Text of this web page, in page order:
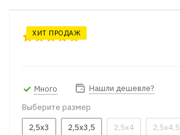
ХИТ ПРОДАЖ
Много
Нашли дешевле?
Выберите размер
2,5x3
2,5x3,5 2,5x4 2,5x4,5